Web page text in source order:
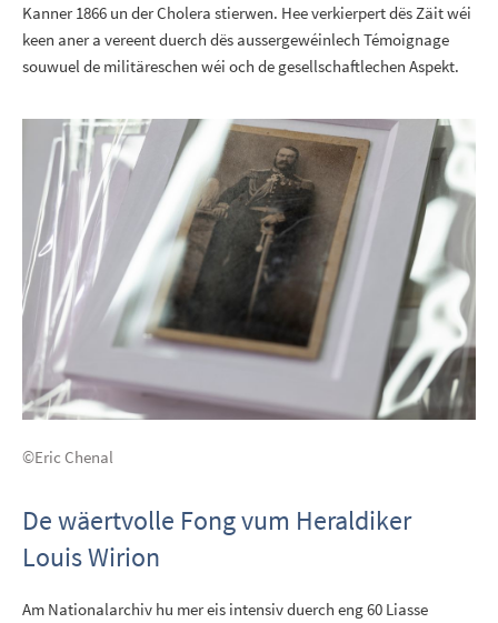
Kanner 1866 un der Cholera stierwen. Hee verkierpert dës Zäit wéi
keen aner a vereent duerch dës aussergewéinlech Témoignage
souwuel de militäreschen wéi och de gesellschaftlechen Aspekt.
©Eric Chenal
De wäertvolle Fong vum Heraldiker
Louis Wirion
Am Nationalarchiv hu mer eis intensiv duerch eng 60 Liasse